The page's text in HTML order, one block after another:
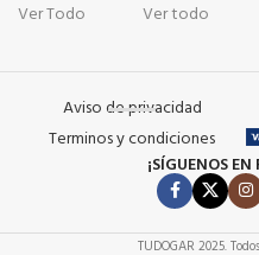
Ver Todo
Ver todo
Aviso de privacidad
Terminos y condiciones
¡SÍGUENOS EN
TUDOGAR 2025.